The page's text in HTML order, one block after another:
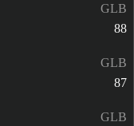
GLB
88
GLB
87
GLB